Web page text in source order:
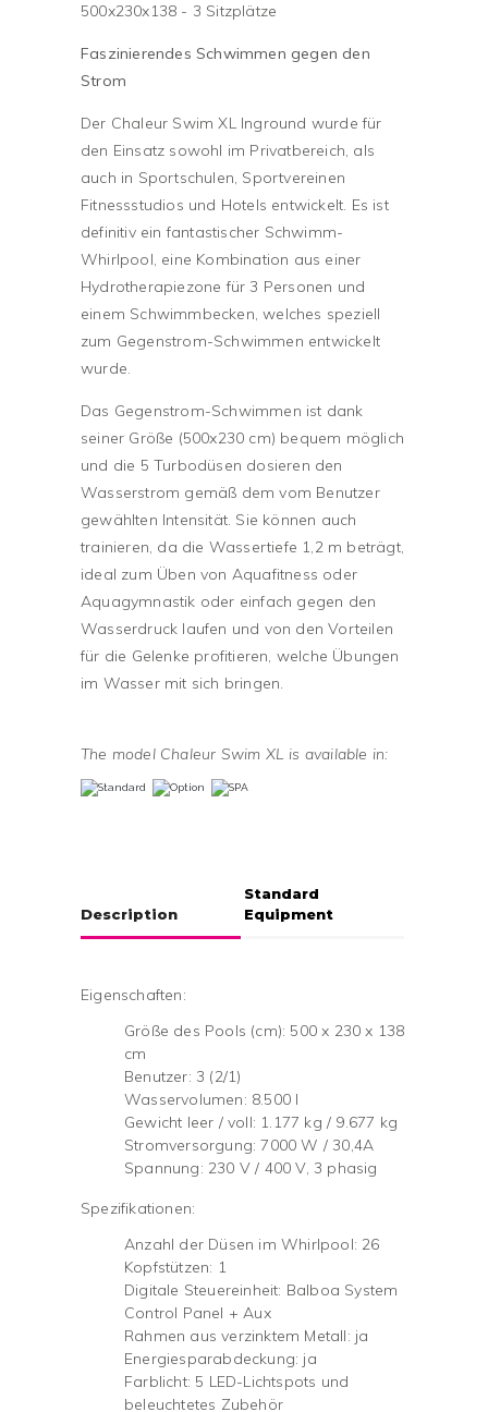
500x230x138 - 3 Sitzplätze
Faszinierendes Schwimmen gegen den
Strom
Der Chaleur Swim XL Inground wurde für
den Einsatz sowohl im Privatbereich, als
auch in Sportschulen, Sportvereinen
Fitnessstudios und Hotels entwickelt. Es ist
definitiv ein fantastischer Schwimm-
Whirlpool, eine Kombination aus einer
Hydrotherapiezone für 3 Personen und
einem Schwimmbecken, welches speziell
zum Gegenstrom-Schwimmen entwickelt
wurde.
Das Gegenstrom-Schwimmen ist dank
seiner Größe (500x230 cm) bequem möglich
und die 5 Turbodüsen dosieren den
Wasserstrom gemäß dem vom Benutzer
gewählten Intensität. Sie können auch
trainieren, da die Wassertiefe 1,2 m beträgt,
ideal zum Üben von Aquafitness oder
Aquagymnastik oder einfach gegen den
Wasserdruck laufen und von den Vorteilen
für die Gelenke profitieren, welche Übungen
im Wasser mit sich bringen.
The model Chaleur Swim XL is available in:
Description
Standard
Equipment
Eigenschaften:
Größe des Pools (cm): 500 x 230 x 138
cm
Benutzer: 3 (2/1)
Wasservolumen: 8.500 l
Gewicht leer / voll: 1.177 kg / 9.677 kg
Stromversorgung: 7000 W / 30,4A
Spannung: 230 V / 400 V, 3 phasig
Spezifikationen:
Anzahl der Düsen im Whirlpool: 26
Kopfstützen: 1
Digitale Steuereinheit: Balboa System
Control Panel + Aux
Rahmen aus verzinktem Metall: ja
Energiesparabdeckung: ja
Farblicht: 5 LED-Lichtspots und
beleuchtetes Zubehör